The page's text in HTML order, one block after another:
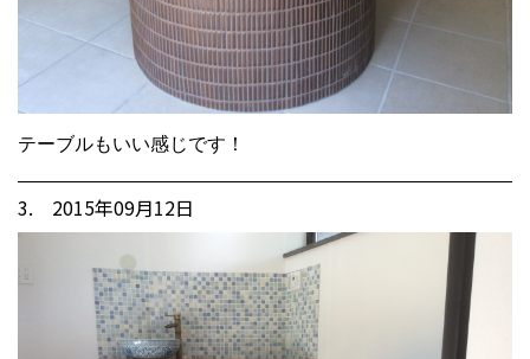
テーブルもいい感じです！
3. 2015年09月12日